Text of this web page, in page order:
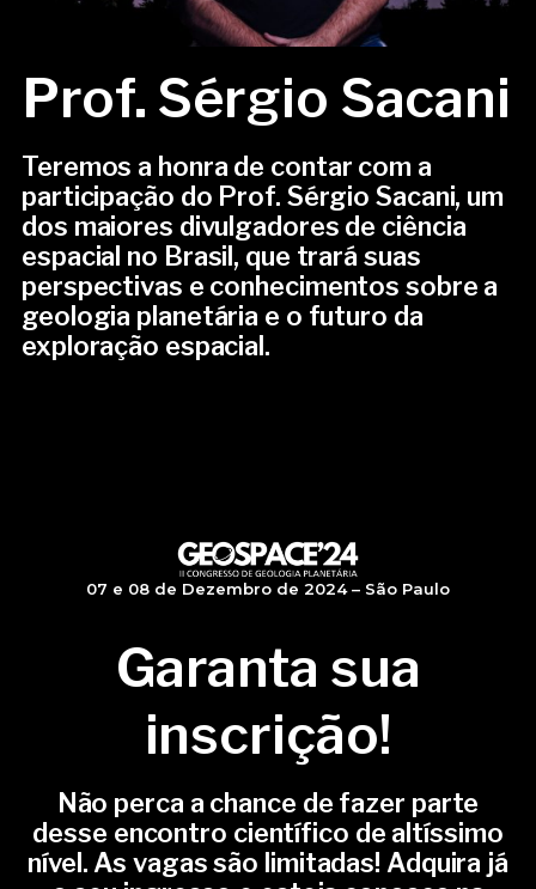
Prof. Sérgio Sacani
Teremos a honra de contar com a
participação do Prof. Sérgio Sacani, um
dos maiores divulgadores de ciência
espacial no Brasil, que trará suas
perspectivas e conhecimentos sobre a
geologia planetária e o futuro da
exploração espacial.
07 e 08 de Dezembro de 2024 – São Paulo
Garanta sua
inscrição!
Não perca a chance de fazer parte
desse encontro científico de altíssimo
nível. As vagas são limitadas! Adquira já